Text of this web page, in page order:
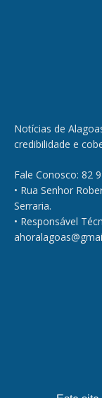
Notícias de
credibilidade e
Fale Conosco: 82
• Rua Senhor
Serraria.
• Responsável